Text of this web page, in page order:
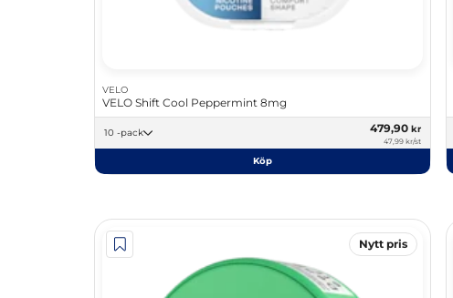
VELO
VELO Shift Cool Peppermint 8mg
10 -pack 479,90 kr
47,99 kr/st
Köp
Nytt pris